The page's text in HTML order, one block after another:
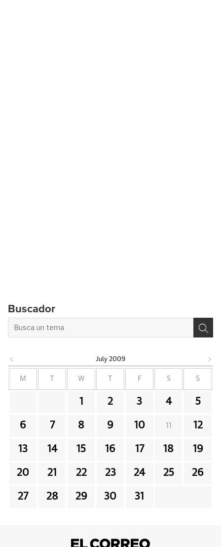
Buscador
July 2009
M W F S S
1 2 3 4 5
6 7 8 9 10 11 12
13 14 15 16 17 18 19
20 21 22 23 24 25 26
27 28 29 30 31